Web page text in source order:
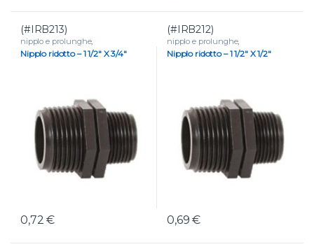
(#IRB213)
nipplo e prolunghe,
RACCORDERIA ,Raccordi filettati
in polipropilene
Nipplo ridotto – 1 1/2″ X 3/4″
0,72€
(#IRB212)
nipplo e prolunghe,
RACCORDERIA ,Raccordi filettati
in polipropilene
Nipplo ridotto – 1 1/2″ X 1/2″
0,69€